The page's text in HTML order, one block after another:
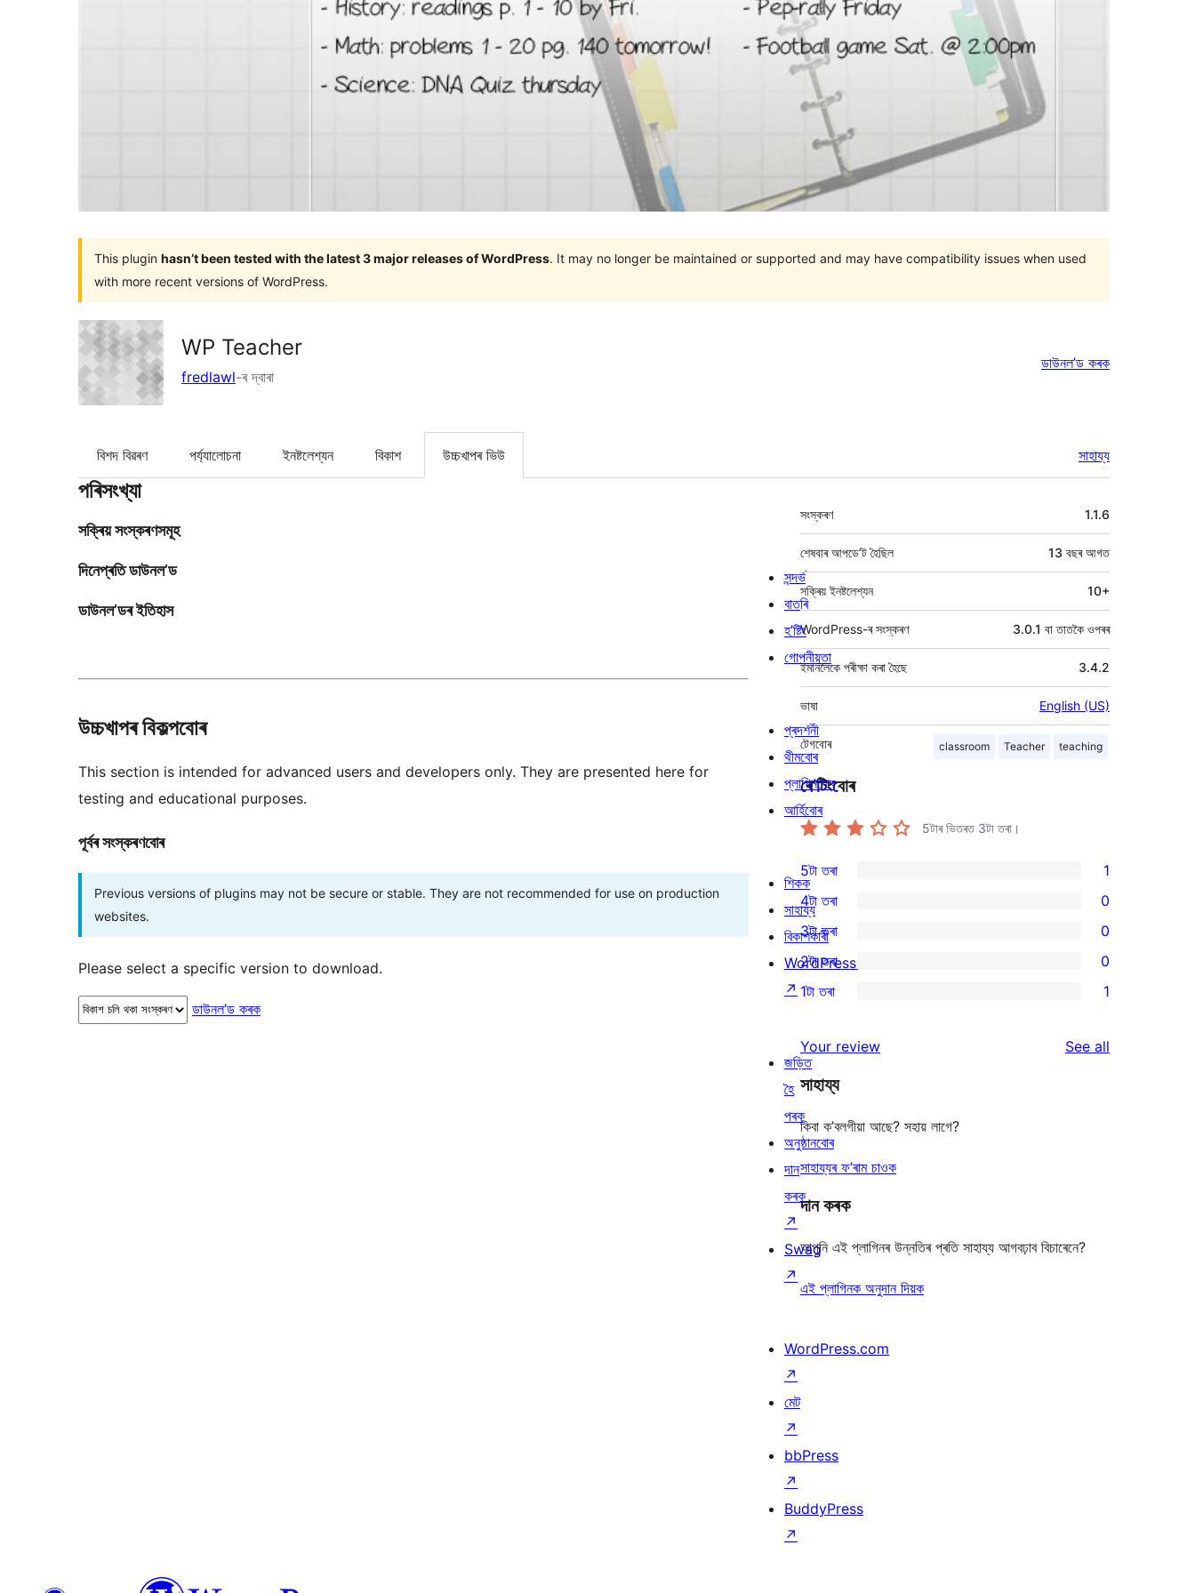
This plugin hasn’t been tested with the latest 3 major releases of WordPress. It may no longer be maintained or supported and may have compatibility issues when used
with more recent versions of WordPress.
WP Teacher
fredlawl-ৰ দ্বাৰা
ডাউনল’ড কৰক
বিশদ বিৱৰণ পৰ্য্যালোচনা ইনষ্টলেশ্যন বিকাশ উচ্চখাপৰ ভিউ সাহায্য
পৰিসংখ্যা
সক্ৰিয় সংস্কৰণসমূহ
দিনেপ্ৰতি ডাউনল’ড
ডাউনল’ডৰ ইতিহাস
উচ্চখাপৰ বিকল্পবোৰ
This section is intended for advanced users and developers only. They are presented here for
testing and educational purposes.
পূৰ্বৰ সংস্কৰণবোৰ
Previous versions of plugins may not be secure or stable. They are not recommended for use on production
websites.
Please select a specific version to download.
ডাউনল’ড কৰক
মেটা 1.1.6
সংস্কৰণ
13 বছৰআগত
শেষবাৰ আপডে’ট হৈছিল
সক্ৰিয় ইনষ্টলেশ্যন 10+
WordPress-ৰ সংস্কৰণ 3.0.1 বা তাতকৈ ওপৰৰ
ইমানলৈকে পৰীক্ষা কৰা হৈছে 3.4.2
ভাষা English (US)
classroom Teacher teaching
টেগবোৰ
ৰে’টিংবোৰ
5টাৰ ভিতৰত 3টা তৰা।
1
5-
star
review
5টা তৰা 1
0
4-
star
reviews
4টা তৰা 0
0
3-
star
3টা তৰা 0
0
2-
reviews
2টা তৰা 0
star
review
1টা তৰা 1
Your review See all
সাহায্য
কিবা ক’বলগীয়া আছে? সহায় লাগে?
সাহায্যৰ ফ’ৰাম চাওক
দান কৰক
আপুনি এই প্লাগিনৰ উন্নতিৰ প্ৰতি সাহায্য আগবঢ়াব বিচাৰেনে?
এই প্লাগিনক অনুদান দিয়ক
সন্দৰ্ভ
বাতৰি
হ’ষ্টিং
গোপনীয়তা
প্ৰদৰ্শনী
থীমবোৰ
প্লাগিনবোৰ
আৰ্হিবোৰ
শিকক
সাহায্য
বিকাশকাৰী
WordPress.tv
↗
জড়িত
হৈ
পৰক
অনুষ্ঠানবোৰ
দান
কৰক
↗
Swag
↗
WordPress.com
↗
মেট
↗
bbPress
↗
BuddyPress
↗